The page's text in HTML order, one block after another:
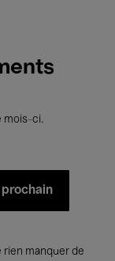
mois-ci.
prochain
manquer de